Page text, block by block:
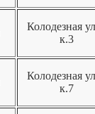
Колодезная
к.3
Колодезная
к.7